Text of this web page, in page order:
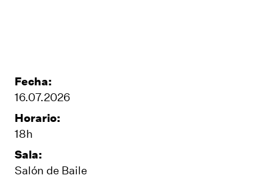
Fecha:
16.07.2026
Horario:
18h
Sala:
Salón de Baile